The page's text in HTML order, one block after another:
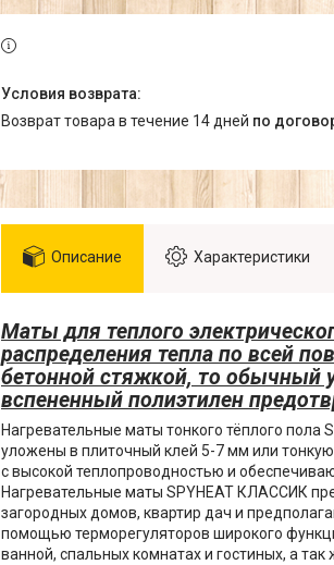
возврат товара в течение 14 дней по
Описание Характеристики
Маты для теплого
распределения тепла по всей
бетонной стяжкой, то обычный
вспененный полиэтилен
Нагревательные маты тонкого тёплого пола
уложены в плиточный клей 5-7 мм или
с высокой теплопроводностью и
Нагревательные маты SPYHEAT КЛАССИК
загородных домов, квартир дач и
помощью терморегуляторов широкого
ванной, спальных комнатах и гостиных, а